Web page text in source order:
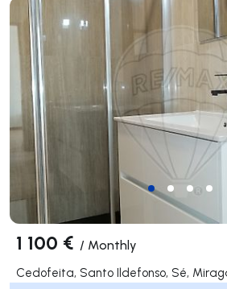
1 100 € / Monthly